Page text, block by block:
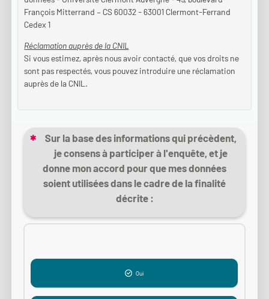
François Mitterrand – CS 60032 - 63001 Clermont-Ferrand
Cedex 1
Réclamation auprès de la CNIL
Si vous estimez, après nous avoir contacté, que vos droits ne
sont pas respectés, vous pouvez introduire une réclamation
auprès de la CNIL.
(Cette question est obligatoire)
Sur la base des informations qui précèdent,
je consens à participer à l'enquête, et je
donne mon accord pour que mes données
soient utilisées dans le cadre de la finalité
décrite :
Oui